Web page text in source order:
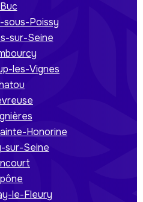
Buc
sous-Poissy
sur-Seine
les-Vignes
Honorine
sur-Seine
le-Fleury